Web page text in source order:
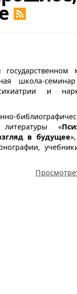
школа-
и
литературы «
в будущее